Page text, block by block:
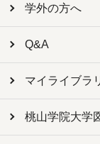
学外の方へ
Q&A
マイライブラ
桃山学院大学